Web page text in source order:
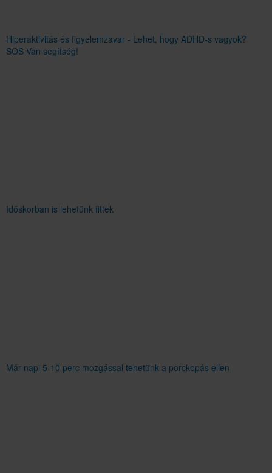
Hiperaktivitás és figyelemzavar - Lehet, hogy ADHD-s vagyok?
SOS Van segítség!
Időskorban is lehetünk fittek
Már napi 5-10 perc mozgással tehetünk a porckopás ellen